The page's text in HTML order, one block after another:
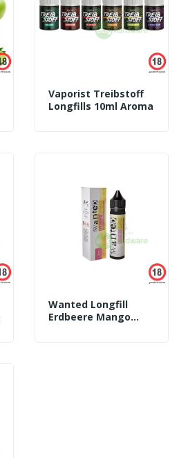
Vaporist Treibstoff
Longfills 10ml Aroma
Wanted Longfill
Erdbeere Mango